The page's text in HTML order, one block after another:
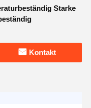
Starke
Kontakt